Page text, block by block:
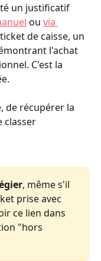
un justificatif
ou via
de caisse, un
l'achat
C'est la
de récupérer la
classer
, même s'il
prise avec
ce lien dans
"hors